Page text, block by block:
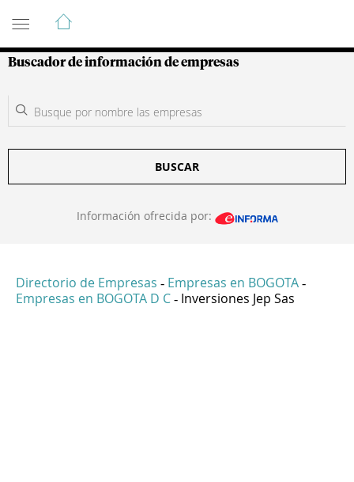
Guía de Empresas Colombianas
Buscador de información de empresas
BUSCAR
Información ofrecida por:
Directorio de Empresas - Empresas en BOGOTA -
Empresas en BOGOTA D C - Inversiones Jep Sas